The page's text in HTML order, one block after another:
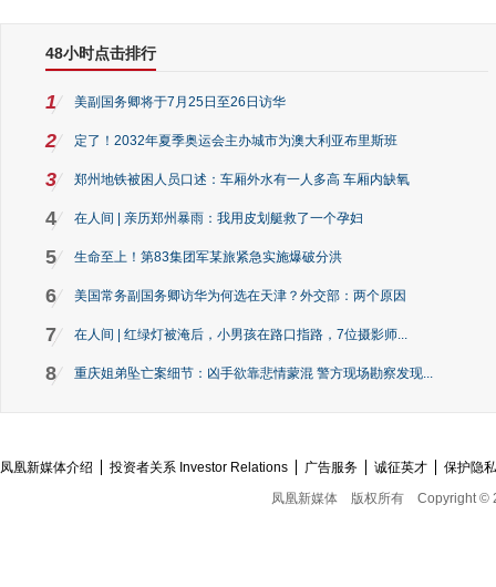
48小时点击排行
1 美副国务卿将于7月25日至26日访华
2 定了！2032年夏季奥运会主办城市为澳大利亚布里斯班
3 郑州地铁被困人员口述：车厢外水有一人多高 车厢内缺氧
4 在人间 | 亲历郑州暴雨：我用皮划艇救了一个孕妇
5 生命至上！第83集团军某旅紧急实施爆破分洪
6 美国常务副国务卿访华为何选在天津？外交部：两个原因
7 在人间 | 红绿灯被淹后，小男孩在路口指路，7位摄影师...
8 重庆姐弟坠亡案细节：凶手欲靠悲情蒙混 警方现场勘察发现...
凤凰新媒体介绍 投资者关系 Investor Relations 广告服务 诚征英才
保护隐
凤凰新媒体
版权所有 Copyright ©